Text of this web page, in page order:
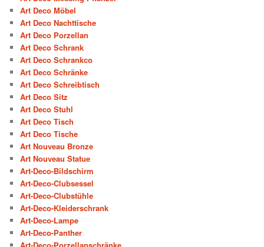
Art Deco Möbel
Art Deco Nachttische
Art Deco Porzellan
Art Deco Schrank
Art Deco Schrankco
Art Deco Schränke
Art Deco Schreibtisch
Art Deco Sitz
Art Deco Stuhl
Art Deco Tisch
Art Deco Tische
Art Nouveau Bronze
Art Nouveau Statue
Art-Deco-Bildschirm
Art-Deco-Clubsessel
Art-Deco-Clubstühle
Art-Deco-Kleiderschrank
Art-Deco-Lampe
Art-Deco-Panther